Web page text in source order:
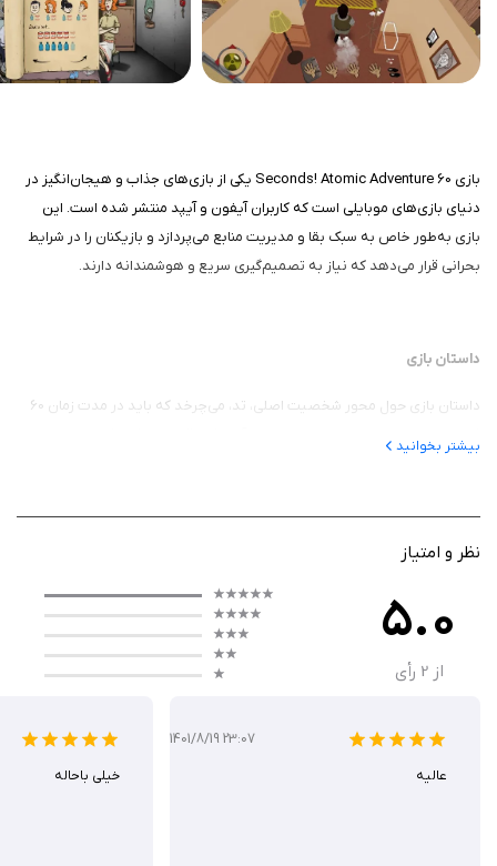
بازی 60 Seconds! Atomic Adventure یکی از بازی‌های جذاب و هیجان‌انگیز در
دنیای بازی‌های موبایلی است که کاربران آیفون و آیپد منتشر شده است. این
بازی به‌طور خاص به سبک بقا و مدیریت منابع می‌پردازد و بازیکنان را در شرایط
بحرانی قرار می‌دهد که نیاز به تصمیم‌گیری سریع و هوشمندانه دارند.
داستان بازی
داستان بازی حول محور شخصیت اصلی، تد، می‌چرخد که باید در مدت زمان 60
کنند.
پس از پایان مرحله اول، بازیکنان به پناهگاه زیرزمینی منتقل می‌شوند که باید
در آنجا برای بقا تلاش کنند. مدیریت منابع مانند غذا، آب، ابزار و تجهیزات پزشکی از
جمله چالش‌های اصلی بازی است. بازیکنان باید تصمیم بگیرند که چه زمانی باید
از پناهگاه خارج شوند، چه زمانی به جستجوی منابع بپردازند و چگونه با خطرات
مختلفی که ممکن است خانواده‌ کاراکتر بازی را تهدید کند، مقابله کنند.
ویژگی‌های بازی
بیشتر بخوانید
نظر و امتیاز
5.0
از 2 رأی
1401/8/19 23:07
عالیه خیلی باحاله